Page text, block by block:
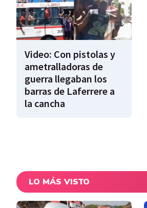
Video: Con pistolas y
ametralladoras de
guerra llegaban los
barras de Laferrere a
la cancha
LO MÁS VISTO